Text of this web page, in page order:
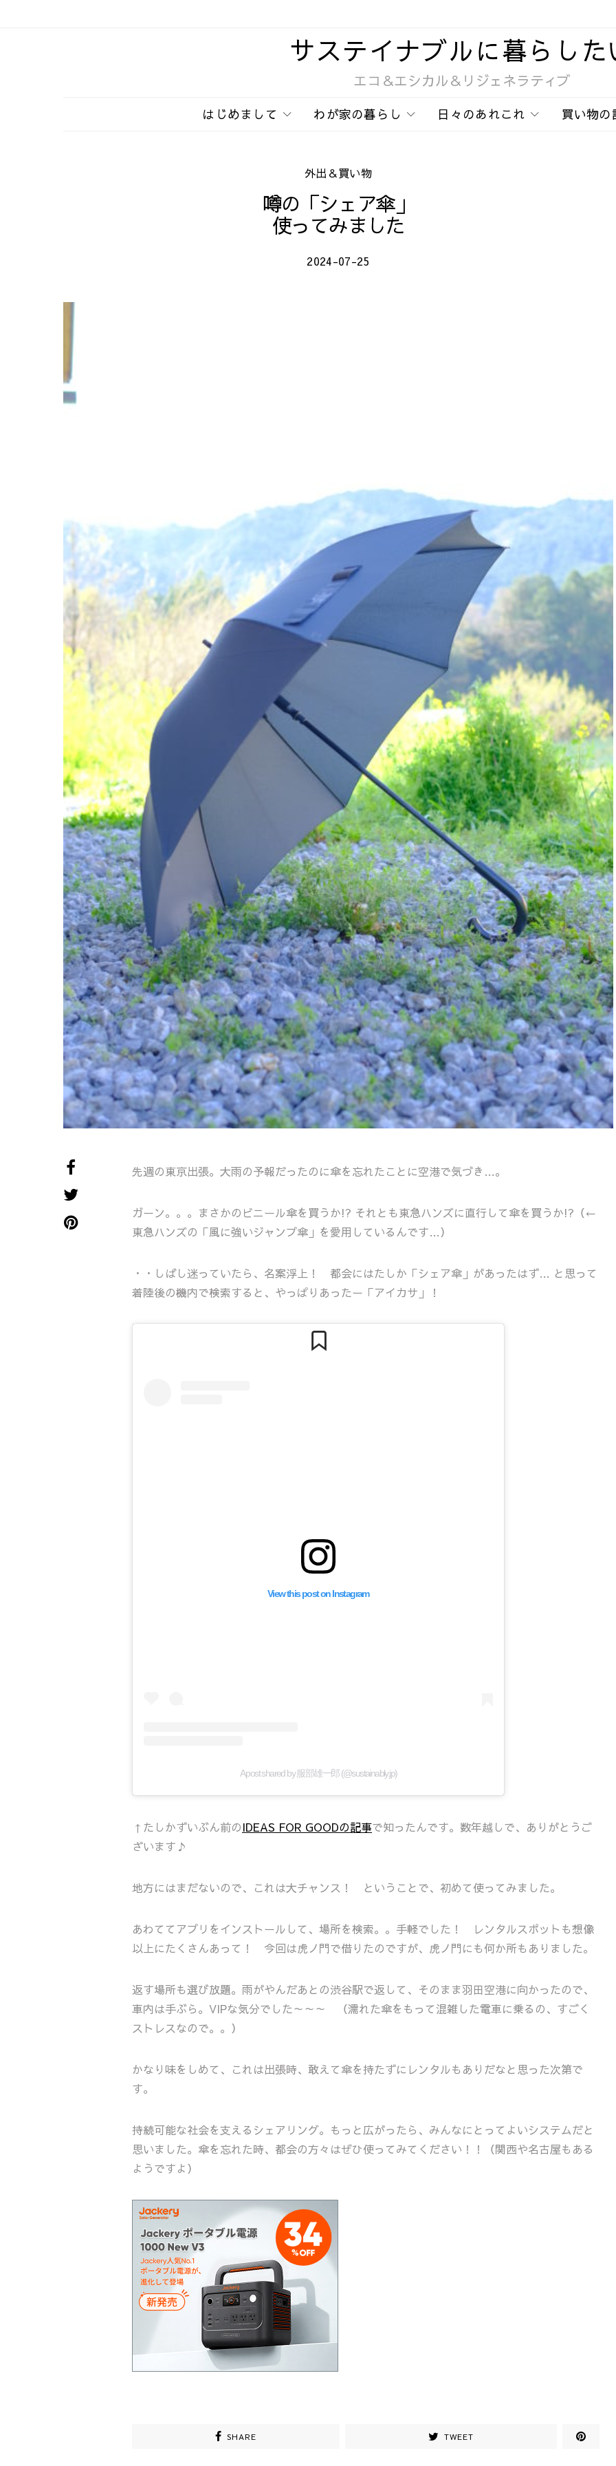
サステイナブルに暮らした
エコ＆エシカル＆リジェネラティブ
はじめまして わが家の暮らし 日々のあれこれ 買い物の
外出＆買い物
噂の「シェア傘」
使ってみました
2024-07-25
先週の東京出張。大雨の予報だったのに傘を忘れたことに空港で気づき…。
ガーン。。。まさかのビニール傘を買うか!? それとも東急ハンズに直行して傘を買うか!?（←
東急ハンズの「風に強いジャンプ傘」を愛用しているんです…）
・・しばし迷っていたら、名案浮上！ 都会にはたしか「シェア傘」があったはず… と思って
着陸後の機内で検索すると、やっぱりあったー「アイカサ」！
View this post on Instagram
A post shared by 服部雄一郎 (@sustainably.jp)
↑たしかずいぶん前のIDEAS FOR GOODの記事で知ったんです。数年越しで、ありがとうご
ざいます♪
地方にはまだないので、これは大チャンス！ ということで、初めて使ってみました。
あわててアプリをインストールして、場所を検索。。手軽でした！ レンタルスポットも想像
以上にたくさんあって！ 今回は虎ノ門で借りたのですが、虎ノ門にも何か所もありました。
返す場所も選び放題。雨がやんだあとの渋谷駅で返して、そのまま羽田空港に向かったので、
車内は手ぶら。VIPな気分でした～～～ （濡れた傘をもって混雑した電車に乗るの、すごく
ストレスなので。。）
かなり味をしめて、これは出張時、敢えて傘を持たずにレンタルもありだなと思った次第で
す。
持続可能な社会を支えるシェアリング。もっと広がったら、みんなにとってよいシステムだと
思いました。傘を忘れた時、都会の方々はぜひ使ってみてください！！（関西や名古屋もある
ようですよ）
SHARE TWEET